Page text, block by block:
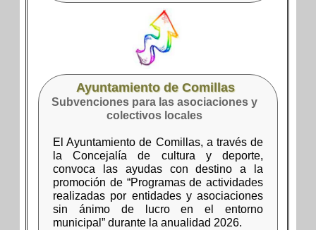
Ayuntamiento de Comillas
Subvenciones para las asociaciones y
colectivos locales
El Ayuntamiento de Comillas, a través de
la Concejalía de cultura y deporte,
convoca las ayudas con destino a la
promoción de “Programas de actividades
realizadas por entidades y asociaciones
sin ánimo de lucro en el entorno
municipal” durante la anualidad 2026.